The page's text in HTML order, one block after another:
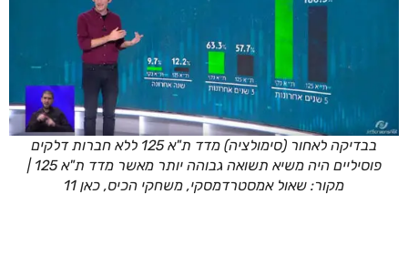
בבדיקה לאחור (סימולציה) מדד ת"א 125 ללא חברות דלקים
פוסיליים היה משיא תשואה גבוהה יותר מאשר מדד ת"א 125 |
מקור: שאול אמסטרדמסקי, משחקי הכיס, כאן 11